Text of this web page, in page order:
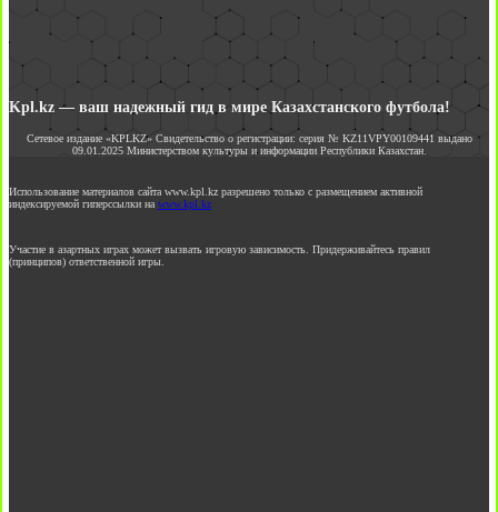
Kpl.kz — ваш надежный гид в мире Казахстанского футбола!
Сетевое издание «KPLKZ» Свидетельство о регистрации: серия № KZ11VPY00109441 выдано
09.01.2025 Министерством культуры и информации Республики Казахстан.
Использование материалов сайта www.kpl.kz разрешено только с размещением активной
индексируемой гиперссылки на www.kpl.kz
Участие в азартных играх может вызвать игровую зависимость. Придерживайтесь правил
(принципов) ответственной игры.